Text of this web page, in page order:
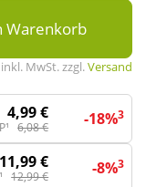
Warenkorb
inkl. MwSt. zzgl.Versand
4,99 €
6,08 € -18%3
11,99 €
12,99 € -8%3